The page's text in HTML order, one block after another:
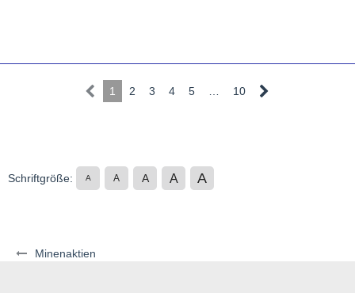
Minenaktien
1 2 3 4 5 10
Schriftgröße: A A A A A